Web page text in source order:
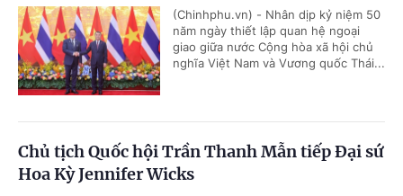
(Chinhphu.vn) - Nhân dịp kỷ niệm 50
năm ngày thiết lập quan hệ ngoại
giao giữa nước Cộng hòa xã hội chủ
nghĩa Việt Nam và Vương quốc Thái...
Chủ tịch Quốc hội Trần Thanh Mẫn tiếp Đại sứ
Hoa Kỳ Jennifer Wicks